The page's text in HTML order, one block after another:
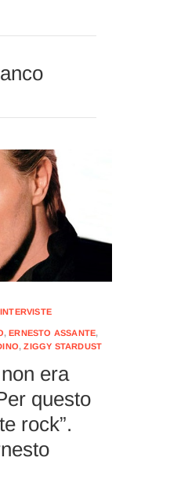
INTERVISTE
,ERNESTO ASSANTE,
,ZIGGY STARDUST
era
questo
rock”.